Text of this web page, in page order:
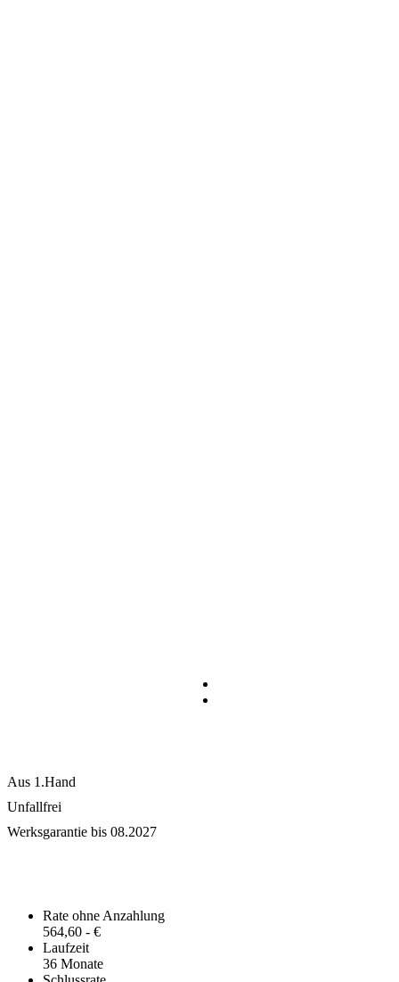
Aus 1.Hand
Unfallfrei
Werksgarantie bis 08.2027
Rate ohne Anzahlung
564,60 - €
Laufzeit
36 Monate